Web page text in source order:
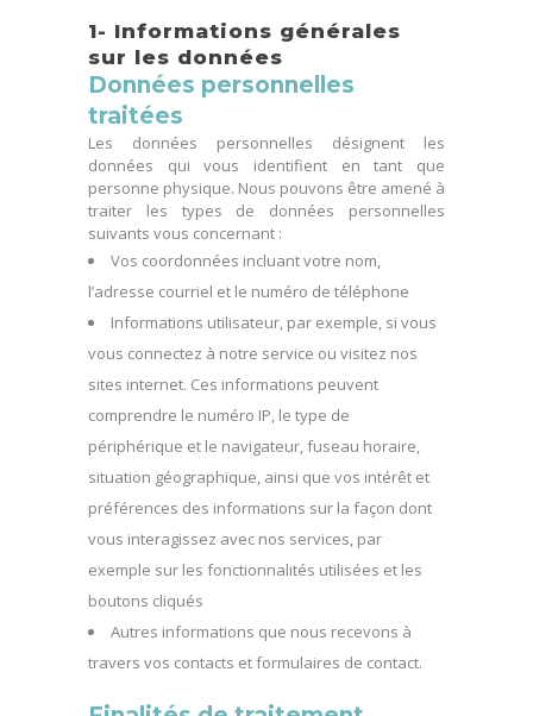
1- Informations générales
sur les données
Données personnelles
traitées
Les données personnelles désignent les
données qui vous identifient en tant que
personne physique. Nous pouvons être amené à
traiter les types de données personnelles
suivants vous concernant :
Vos coordonnées incluant votre nom,
l’adresse courriel et le numéro de téléphone
Informations utilisateur, par exemple, si vous
vous connectez à notre service ou visitez nos
sites internet. Ces informations peuvent
comprendre le numéro IP, le type de
périphérique et le navigateur, fuseau horaire,
situation géographique, ainsi que vos intérêt et
préférences des informations sur la façon dont
vous interagissez avec nos services, par
exemple sur les fonctionnalités utilisées et les
boutons cliqués
Autres informations que nous recevons à
travers vos contacts et formulaires de contact.